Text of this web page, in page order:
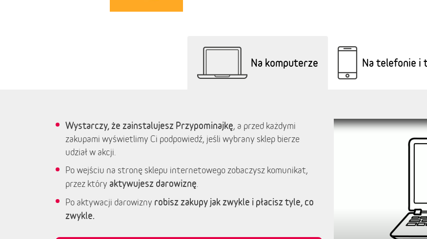
Na komputerze Na telefonie i
Wystarczy, że zainstalujesz Przypominajkę, a przed każdymi
zakupami wyświetlimy Ci podpowiedź, jeśli wybrany sklep bierze
udział w akcji.
Po wejściu na stronę sklepu internetowego zobaczysz komunikat,
przez który aktywujesz darowiznę
Po aktywacji darowizny robisz zakupy jak zwykle i płacisz tyle, co
zwykle.